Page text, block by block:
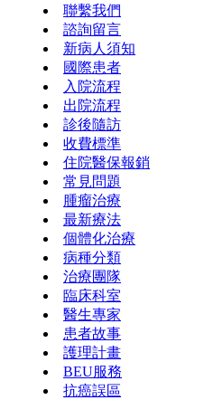
聯繫我們
諮詢留言
新病人須知
國際患者
入院流程
出院流程
診後隨訪
收費標準
住院醫保報銷
常見問題
腫瘤治療
最新療法
個體化治療
病種分類
治療團隊
臨床科室
醫生專家
患者故事
護理計畫
BEU服務
抗癌誤區